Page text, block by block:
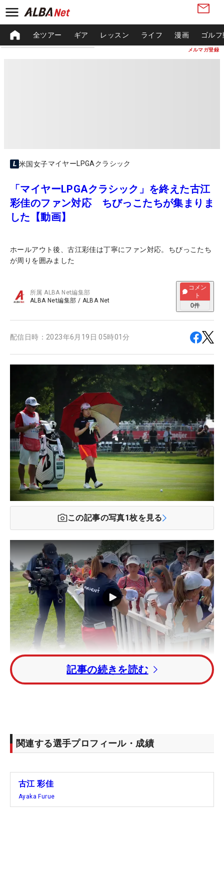
メルマガ登録
全ツアー ギア レッスン ライフ 漫画 ゴル
米国女子マイヤーLPGAクラシック
「マイヤーLPGAクラシック」を終えた古江
彩佳のファン対応 ちびっこたちが集まりま
した【動画】
ホールアウト後、古江彩佳は丁寧にファン対応。ちびっこたち
が周りを囲みました
所属ALBA Net編集部
ALBA Net編集部 / ALBA Net
コメン
ト
0件
配信日時： 2023年6月19日 05時01分
この記事の写真1枚を見る
記事の続きを読む
関連する選手プロフィール・成績
古江 彩佳
Ayaka Furue